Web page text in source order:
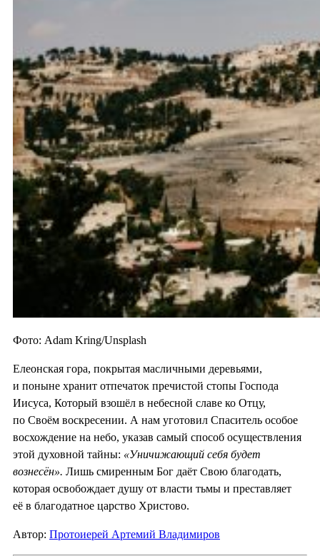
Фото: Adam Kring/Unsplash
Елеонская гора, покрытая масличными деревьями,
и поныне хранит отпечаток пречистой стопы Господа
Иисуса, Который взошёл в небесной славе ко Отцу,
по Своём воскресении. А нам уготовил Спаситель особое
восхождение на небо, указав самый способ осуществления
этой духовной тайны: «Уничижающий себя будет
вознесён». Лишь смиренным Бог даёт Свою благодать,
которая освобождает душу от власти тьмы и преставляет
её в благодатное царство Христово.
Автор: Протоиерей Артемий Владимиров